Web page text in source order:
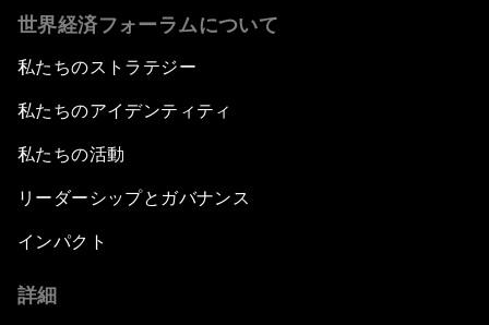
世界経済フォーラムについて
私たちのストラテジー
私たちのアイデンティティ
私たちの活動
リーダーシップとガバナンス
インパクト
詳細